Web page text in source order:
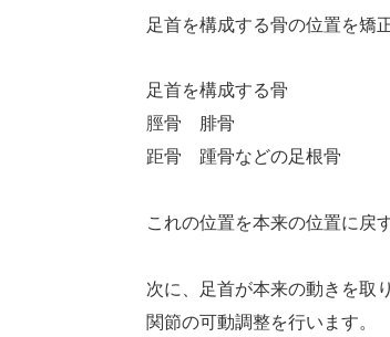
足首を構成する骨の位置を矯
足首を構成する骨
脛骨 腓骨
距骨 踵骨などの足根骨
これの位置を本来の位置に戻
次に、足首が本来の動きを取
関節の可動調整を行います。